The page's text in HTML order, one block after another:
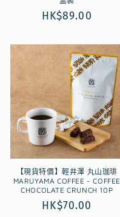
定
HK$89.00
【現貨特價】輕井澤 丸山珈琲
MARUYAMA COFFEE - COFFEE
CHOCOLATE CRUNCH 10P
定
HK$70.00